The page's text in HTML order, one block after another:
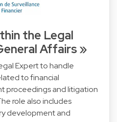
the Legal
Affairs »
Expert to handle
to financial
proceedings and litigation
role also includes
development and